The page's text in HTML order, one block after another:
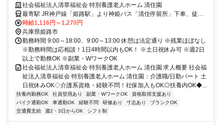
常勤も寸志あり【姫路市・姫路駅・特養・介護職・日勤パート】
社会福祉法人清章福祉会 特別養護老人ホーム 清住園
最寄駅 JR神戸線「姫路駅」より神姫バス「清住停留所」下車、徒歩1
分
時給1,116円～1,270円
兵庫県姫路市
勤務時間 9:00～18:00、9:00～13:00 休憩は法定通り ※残業ほぼなし
※勤務時間は応相談！1日4時間以内もOK！ ※土日祝休み可 ※週2日
以上で勤務OK ※副業・WワークOK
社会福祉法人清章福祉会 特別養護老人ホーム 清住園 求人概要 社会福
祉法人清章福祉会 特別養護老人ホーム 清住園：介護職/日勤パート 土
日祝休みOK◇介護系資格・経験不問！社保加入もOK◎扶養内OK◆...
扶養内勤務OK 社員登用あり 副業・WワークOK
資格取得支援あり
バイク通勤OK
車通勤OK 経験不問 研修あり 寸志あり
ブランクOK
交通費支給
週2・3日からOK シフト制